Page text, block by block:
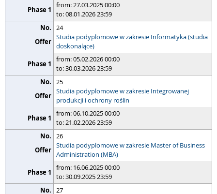
from: 27.03.2025 00:00
to: 08.01.2026 23:59
24
Studia podyplomowe w zakresie Informatyka (studia
doskonalące)
from: 05.02.2026 00:00
to: 30.03.2026 23:59
25
Studia podyplomowe w zakresie Integrowanej
produkcji i ochrony roślin
from: 06.10.2025 00:00
to: 21.02.2026 23:59
26
Studia podyplomowe w zakresie Master of Business
Administration (MBA)
from: 16.06.2025 00:00
to: 30.09.2025 23:59
27